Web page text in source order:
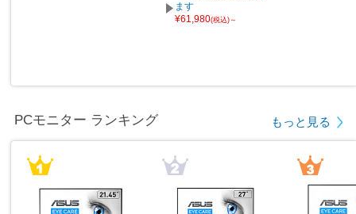
ます
¥61,980(税込)～
PCモニター ランキング もっと見る